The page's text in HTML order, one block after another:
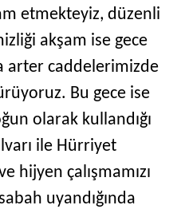
etmekteyiz, düzenli
akşam ise gece
arter caddelerimizde
Bu gece ise
olarak kullandığı
ile Hürriyet
hijyen çalışmamızı
uyandığında